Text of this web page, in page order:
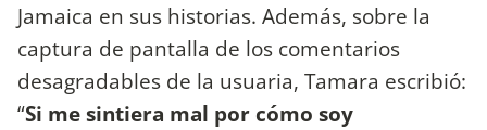
Jamaica en sus historias. Además, sobre la
captura de pantalla de los comentarios
desagradables de la usuaria, Tamara escribió:
“Si me sintiera mal por cómo soy